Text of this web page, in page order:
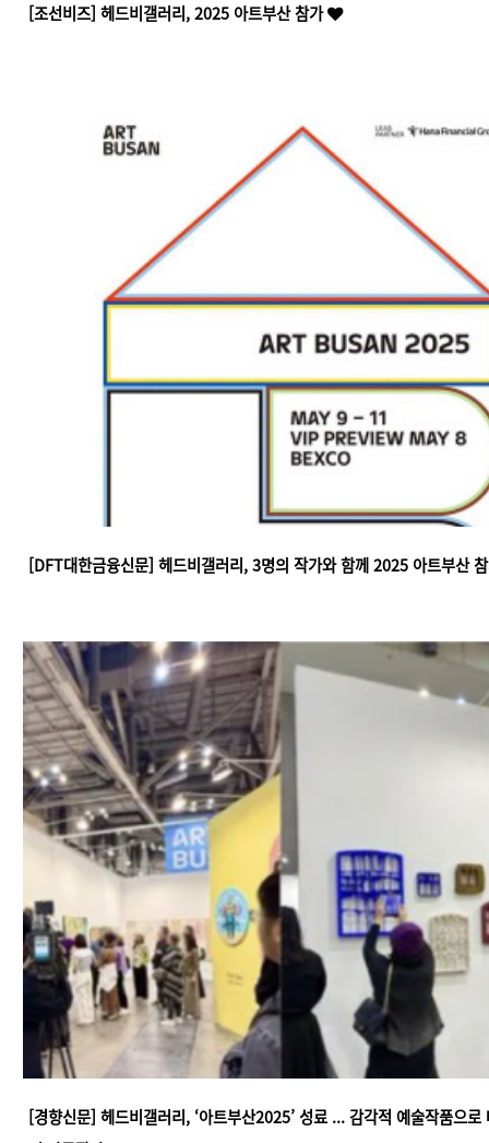
[조선비즈] 헤드비갤러리, 2025 아트부산 참가
[DFT대한금융신문] 헤드비갤러리, 3명의 작가와 함께 2025 아트부산
[경향신문] ​헤드비갤러리, ‘아트부산2025’ 성료 ... 감각적 예술작품으로